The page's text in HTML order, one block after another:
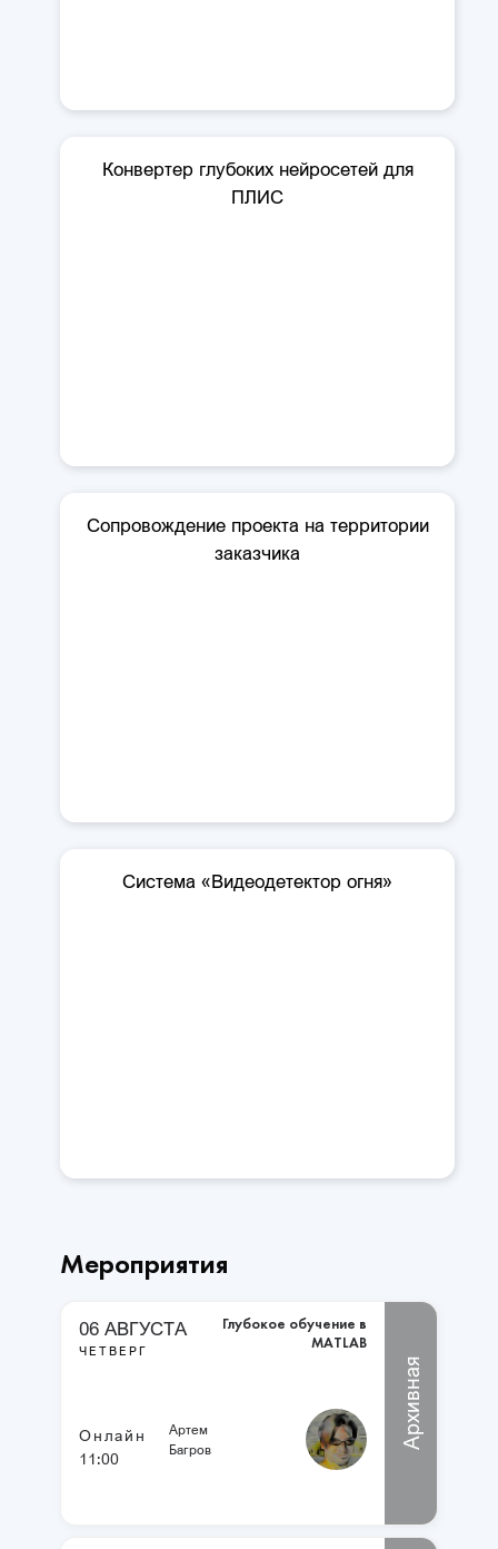
Конвертер глубоких нейросетей для
ПЛИС
Сопровождение проекта на территории
заказчика
Система «Видеодетектор огня»
Мероприятия
06 АВГУСТА
ЧЕТВЕРГ
Глубокое обучение в
MATLAB
Онлайн
11:00
Артем
Багров
Архивная